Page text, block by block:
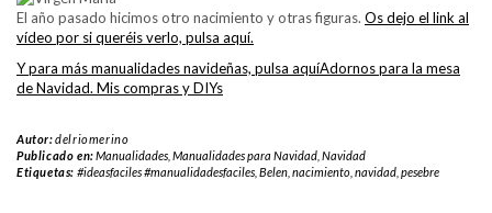
El año pasado hicimos otro nacimiento y otras figuras. Os dejo el link al
vídeo por si queréis verlo, pulsa aquí.
Y para más manualidades navideñas, pulsa aquíAdornos para la mesa
de Navidad. Mis compras y DIYs
Autor:delriomerino
Publicado en:Manualidades ,Manualidades para Navidad ,Navidad
Etiquetas: #ideasfaciles #manualidadesfaciles, Belen, nacimiento, navidad, pesebre